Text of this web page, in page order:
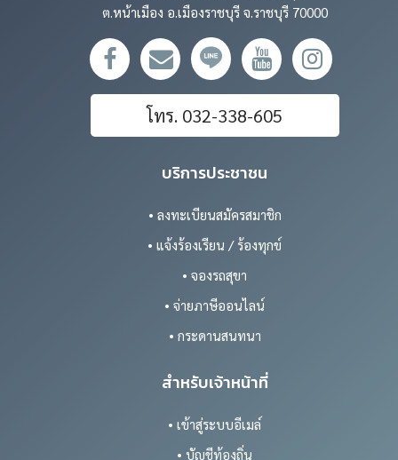
ต.หน้าเมือง อ.เมืองราชบุรี จ.ราชบุรี 70000
โทร. 032-338-605
บริการประชาชน
• ลงทะเบียนสมัครสมาชิก
• แจ้งร้องเรียน / ร้องทุกข์
• จองรถสุขา
• จ่ายภาษีออนไลน์
• กระดานสนทนา
สำหรับเจ้าหน้าที่
• เข้าสู่ระบบอีเมล์
• บัญชีท้องถิ่น